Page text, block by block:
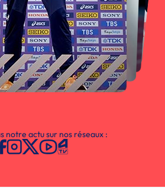
notre actu sur nos réseaux :